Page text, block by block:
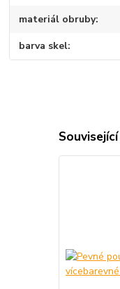
materiál obruby
barva skel